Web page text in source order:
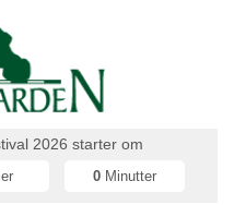
2026 starter om
0 Minutter